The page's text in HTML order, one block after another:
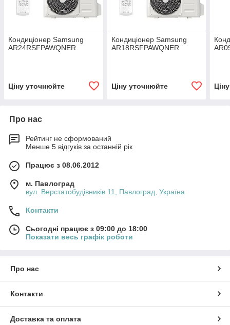
Кондиціонер Samsung
AR24RSFPAWQNER
Ціну уточнюйте
Кондиціонер Samsung
AR18RSFPAWQNER
Ціну уточнюйте
Про нас
Рейтинг не сформований
Менше 5 відгуків за останній рік
Працює з 08.06.2012
м. Павлоград
вул. Верстатобудівників 11, Павлоград, Україна
Контакти
Сьогодні працює з 09:00 до 18:00
Показати весь графік роботи
Про нас
Контакти
Доставка та оплата